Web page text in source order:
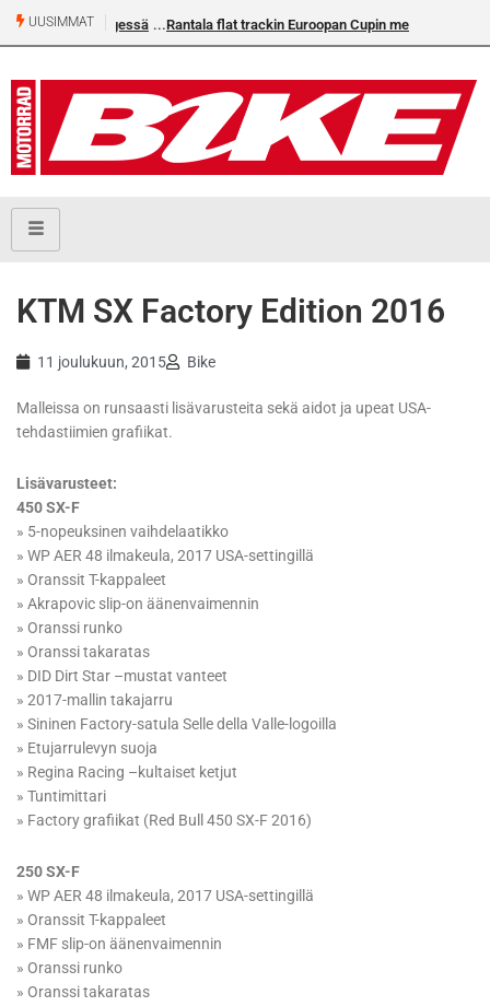
UUSIMMAT
challengessä Rantala flat trackin Euroopan Cupin mestari
KTM SX Factory Edition 2016
11 joulukuun, 2015 Bike
Malleissa on runsaasti lisävarusteita sekä aidot ja upeat USA-
tehdastiimien grafiikat.
Lisävarusteet:
450 SX-F
» 5-nopeuksinen vaihdelaatikko
» WP AER 48 ilmakeula, 2017 USA-settingillä
» Oranssit T-kappaleet
» Akrapovic slip-on äänenvaimennin
» Oranssi runko
» Oranssi takaratas
» DID Dirt Star –mustat vanteet
» 2017-mallin takajarru
» Sininen Factory-satula Selle della Valle-logoilla
» Etujarrulevyn suoja
» Regina Racing –kultaiset ketjut
» Tuntimittari
» Factory grafiikat (Red Bull 450 SX-F 2016)
250 SX-F
» WP AER 48 ilmakeula, 2017 USA-settingillä
» Oranssit T-kappaleet
» FMF slip-on äänenvaimennin
» Oranssi runko
» Oranssi takaratas